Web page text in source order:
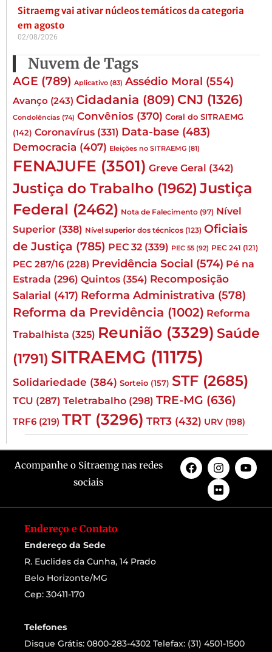
Sitraemg vai ativar núcleos temáticos da categoria
em agosto
02/08/2026
Nuvem de Tags
AGE (789) Aplicativo (83) Assédio Moral (554)
Avanço (243) Cidadania (809) CNJ (1326)
Condolências (74) Convênios (370) Coral do SITRAEMG
(142) Coronavírus (331) Data-base (483)
Democracia (407) Eleições no SITRAEMG (81)
FENAJUFE (3501) Greve Geral (342)
Justiça do Trabalho (1962) Justiça
Federal (2462) Nota de Falecimento (97) Nível
Superior (338) Nível superior dos técnicos (123) Oficiais
de Justiça (785) PEC 32 (339) PEC 55 (92) PEC 241 (121)
PEC 287/16 (228) Previdência Social (574) Pé na
Estrada (296) Quintos (354) Recomposição
Salarial (417) Reforma Administrativa (578)
Reforma da Previdência (1002) Reforma
Trabalhista (325) Reunião (3329) Saúde
(1791) SITRAEMG (11175)
Solidariedade (384) Sorteio (157) STF (2685)
TCU (287) Teletrabalho (298) TRE-MG (636)
TRF6 (219) TRT (3296) TRT3 (432) URV (198)
Acompanhe o Sitraemg nas redes
sociais
Endereço e Contato
Endereço da Sede
R. Euclides da Cunha, 14 Prado
Belo Horizonte/MG
Cep: 30411-170
Telefones
Disque Grátis: 0800-283-4302 Telefax: (31) 4501-1500